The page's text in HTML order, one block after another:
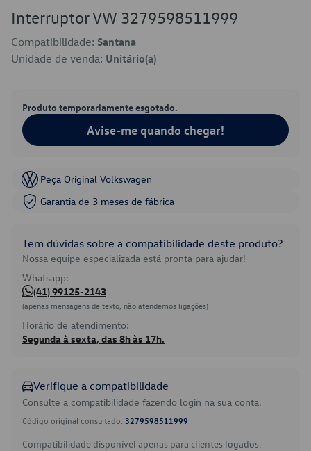
Interruptor VW 3279598511999
Compatibilidade: Santana
Unidade de venda: Unitário(a)
Produto temporariamente esgotado.
Avise-me quando chegar!
Peça Original Volkswagen
Garantia de 3 meses de fábrica
Tem dúvidas sobre a compatibilidade deste produto?
Nossa equipe especializada está pronta para ajudar!
Whatsapp:
(41) 99125-2143
(apenas mensagens de texto, não atendemos ligações)
Horário de atendimento:
Segunda à sexta, das 8h às 17h.
Verifique a compatibilidade
Consulte a compatibilidade fazendo login na sua conta.
Código original consultado: 3279598511999
Compatibilidade disponível apenas para clientes logados.